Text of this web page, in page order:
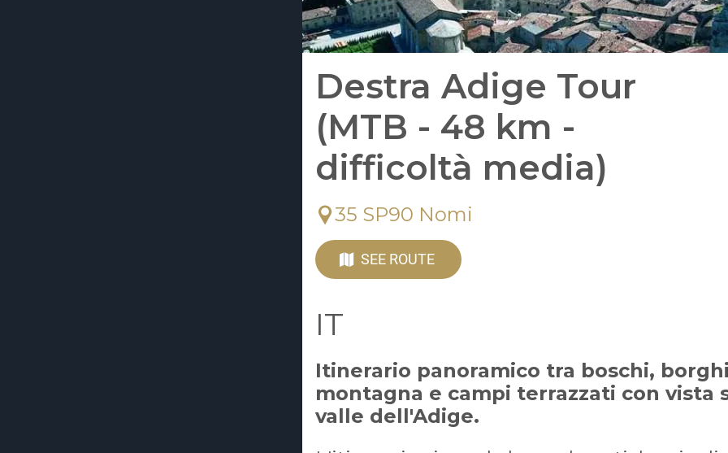
Destra Adige Tour
(MTB - 48 km -
difficoltà media)
35 SP90 Nomi
SEE ROUTE
IT
Itinerario panoramico tra boschi,
montagna e campi terrazzati con vista
valle dell'Adige.